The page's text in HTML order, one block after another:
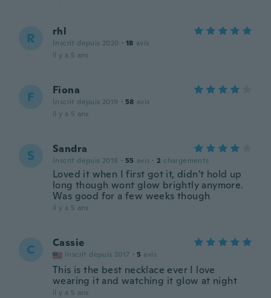
R rhl
Inscrit depuis 2020 · 18 avis
il y a 5 ans
F Fiona
Inscrit depuis 2019 · 58 avis
il y a 5 ans
S Sandra
Inscrit depuis 2018 · 55 avis · 2 chargements
Loved it when I first got it, didn't hold up
long though wont glow brightly anymore.
Was good for a few weeks though
il y a 5 ans
C Cassie
Inscrit depuis 2017 · 5 avis
This is the best necklace ever I love
wearing it and watching it glow at night
il y a 5 ans